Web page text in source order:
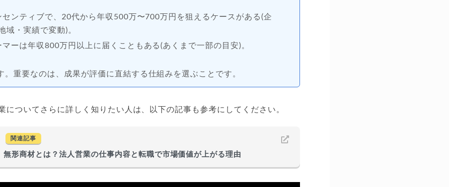
センティブで、20代から年収500万〜700万円を狙えるケースがある(企
域・実績で変動)。
ーは年収800万円以上に届くこともある(あくまで一部の目安)。
。重要なのは、成果が評価に直結する仕組みを選ぶことです。
についてさらに詳しく知りたい人は、以下の記事も参考にしてください。
関連記事
無形商材とは？法人営業の仕事内容と転職で市場価値が上がる理由